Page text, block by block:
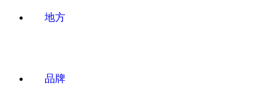
地方
品牌